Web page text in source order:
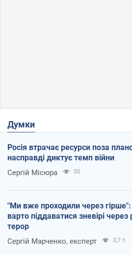
Думки
Росія втрачає ресурси поза
насправді диктує темп війни
Сергій Місюра 30
"Ми вже проходили через гірше":
варто піддаватися зневірі
терор
Сергій Марченко, експерт 3,7 т.